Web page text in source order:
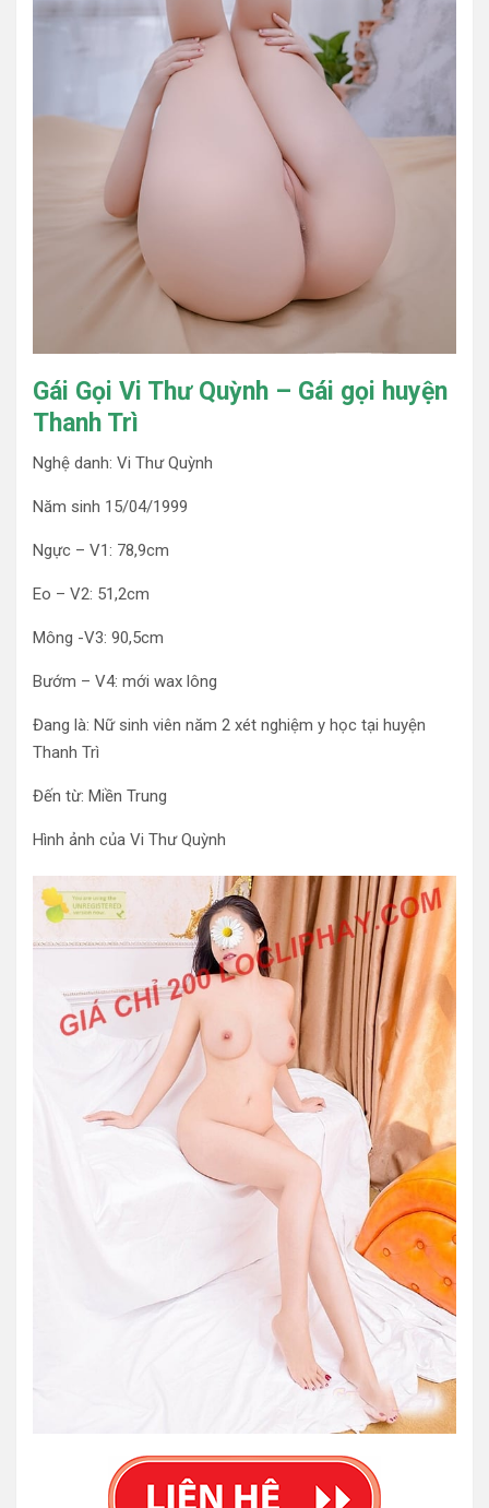
Gái Gọi Vi Thư Quỳnh – Gái gọi huyện
Thanh Trì
Nghệ danh: Vi Thư Quỳnh
Năm sinh 15/04/1999
Ngực – V1: 78,9cm
Eo – V2: 51,2cm
Mông -V3: 90,5cm
Bướm – V4: mới wax lông
Đang là: Nữ sinh viên năm 2 xét nghiệm y học tại huyện
Thanh Trì
Đến từ: Miền Trung
Hình ảnh của Vi Thư Quỳnh